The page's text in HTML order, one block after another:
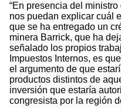
“En presencia del
nos puedan explicar cuál
que se ha entregado un
minera Barrick, que ha
señalado los propios
Impuestos Internos, es
el argumento de que
productos distintos de
inversión que estaría
congresista por la región